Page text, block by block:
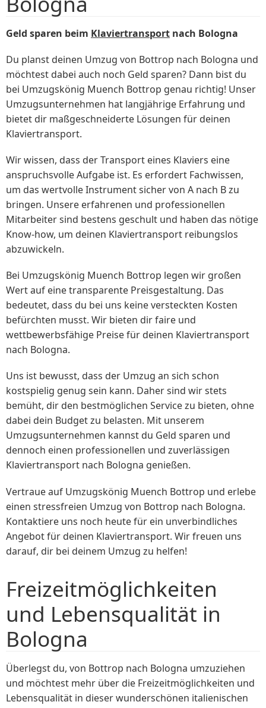
Geld sparen beim Klaviertransport nach Bologna
Du planst deinen Umzug von Bottrop nach Bologna und
möchtest dabei auch noch Geld sparen? Dann bist du
bei Umzugskönig Muench Bottrop genau richtig! Unser
Umzugsunternehmen hat langjährige Erfahrung und
bietet dir maßgeschneiderte Lösungen für deinen
Klaviertransport.
Wir wissen, dass der Transport eines Klaviers eine
anspruchsvolle Aufgabe ist. Es erfordert Fachwissen,
um das wertvolle Instrument sicher von A nach B zu
bringen. Unsere erfahrenen und professionellen
Mitarbeiter sind bestens geschult und haben das nötige
Know-how, um deinen Klaviertransport reibungslos
abzuwickeln.
Bei Umzugskönig Muench Bottrop legen wir großen
Wert auf eine transparente Preisgestaltung. Das
bedeutet, dass du bei uns keine versteckten Kosten
befürchten musst. Wir bieten dir faire und
wettbewerbsfähige Preise für deinen Klaviertransport
nach Bologna.
Uns ist bewusst, dass der Umzug an sich schon
kostspielig genug sein kann. Daher sind wir stets
bemüht, dir den bestmöglichen Service zu bieten, ohne
dabei dein Budget zu belasten. Mit unserem
Umzugsunternehmen kannst du Geld sparen und
dennoch einen professionellen und zuverlässigen
Klaviertransport nach Bologna genießen.
Vertraue auf Umzugskönig Muench Bottrop und erlebe
einen stressfreien Umzug von Bottrop nach Bologna.
Kontaktiere uns noch heute für ein unverbindliches
Angebot für deinen Klaviertransport. Wir freuen uns
darauf, dir bei deinem Umzug zu helfen!
Freizeitmöglichkeiten
und Lebensqualität in
Bologna
Überlegst du, von Bottrop nach Bologna umzuziehen
und möchtest mehr über die Freizeitmöglichkeiten und
Lebensqualität in dieser wunderschönen italienischen